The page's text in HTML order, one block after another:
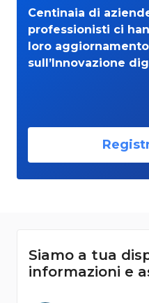
Centinaia di
professionisti ci
loro
sull’Innovazione
Siamo a tua
informazioni e